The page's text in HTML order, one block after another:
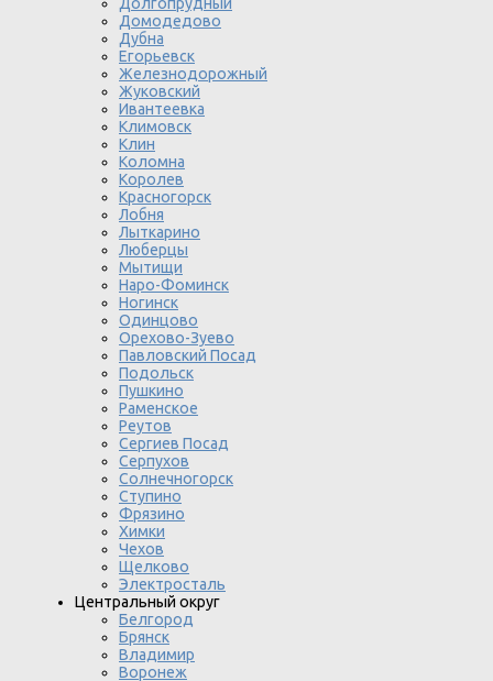
Долгопрудный
Домодедово
Дубна
Егорьевск
Железнодорожный
Жуковский
Ивантеевка
Климовск
Клин
Коломна
Королев
Красногорск
Лобня
Лыткарино
Люберцы
Мытищи
Наро-Фоминск
Ногинск
Одинцово
Орехово-Зуево
Павловский Посад
Подольск
Пушкино
Раменское
Реутов
Сергиев Посад
Серпухов
Солнечногорск
Ступино
Фрязино
Химки
Чехов
Щелково
Электросталь
Центральный округ
Белгород
Брянск
Владимир
Воронеж